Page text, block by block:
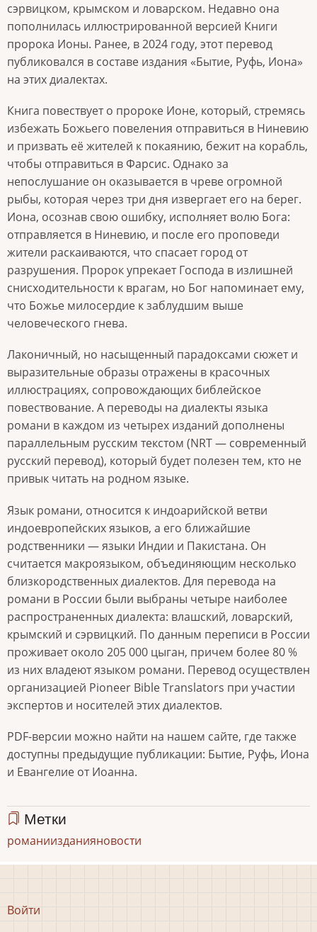
сэрвицком, крымском и ловарском. Недавно она
пополнилась иллюстрированной версией Книги
пророка Ионы. Ранее, в 2024 году, этот перевод
публиковался в составе издания «Бытие, Руфь, Иона»
на этих диалектах.
Книга повествует о пророке Ионе, который, стремясь
избежать Божьего повеления отправиться в Ниневию
и призвать её жителей к покаянию, бежит на корабль,
чтобы отправиться в Фарсис. Однако за
непослушание он оказывается в чреве огромной
рыбы, которая через три дня извергает его на берег.
Иона, осознав свою ошибку, исполняет волю Бога:
отправляется в Ниневию, и после его проповеди
жители раскаиваются, что спасает город от
разрушения. Пророк упрекает Господа в излишней
снисходительности к врагам, но Бог напоминает ему,
что Божье милосердие к заблудшим выше
человеческого гнева.
Лаконичный, но насыщенный парадоксами сюжет и
выразительные образы отражены в красочных
иллюстрациях, сопровождающих библейское
повествование. А переводы на диалекты языка
романи в каждом из четырех изданий дополнены
параллельным русским текстом (NRT — современный
русский перевод), который будет полезен тем, кто не
привык читать на родном языке.
Язык романи, относится к индоарийской ветви
индоевропейских языков, а его ближайшие
родственники — языки Индии и Пакистана. Он
считается макроязыком, объединяющим несколько
близкородственных диалектов. Для перевода на
романи в России были выбраны четыре наиболее
распространенных диалекта: влашский, ловарский,
крымский и сэрвицкий. По данным переписи в России
проживает около 205 000 цыган, причем более 80 %
из них владеют языком романи. Перевод осуществлен
организацией Pioneer Bible Translators при участии
экспертов и носителей этих диалектов.
PDF-версии можно найти на нашем сайте, где также
доступны предыдущие публикации: Бытие, Руфь, Иона
и Евангелие от Иоанна.
Метки
романиизданияновости
Меню
Войти